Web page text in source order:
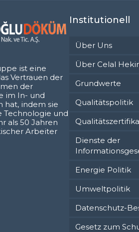
ist eine
Vertrauen der
der
im In- und
hat, indem sie
Technologie und
als 50 Jahren
Arbeiter
Institutionell
Über Uns
Über Celal
Grundwerte
Qualitätspolitik
Dienste der
Energie Politik
Umweltpolitik
Datenschutz-
Gesetz zum